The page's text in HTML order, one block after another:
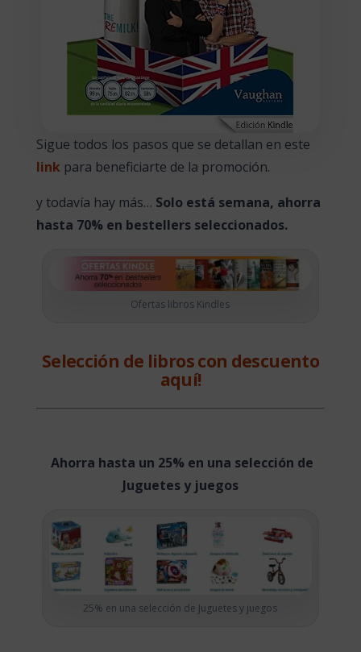
Sigue todos los pasos que se detallan en este
linkpara beneficiarte de la promoción.
y todavía hay más… Solo está semana, ahorra
hasta 70% en bestellers seleccionados.
Ofertas libros Kindles
Selección de libros con descuento
aquí!
Ahorra hasta un 25% en una selección de
Juguetes y juegos
25% en una selección de Juguetes y juegos